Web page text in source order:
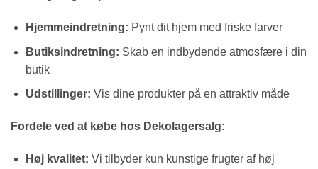
Hjemmeindretning: Pynt dit hjem med friske farver
Butiksindretning: Skab en indbydende atmosfære i din
butik
Udstillinger: Vis dine produkter på en attraktiv måde
Fordele ved at købe hos Dekolagersalg:
Høj kvalitet: Vi tilbyder kun kunstige frugter af høj